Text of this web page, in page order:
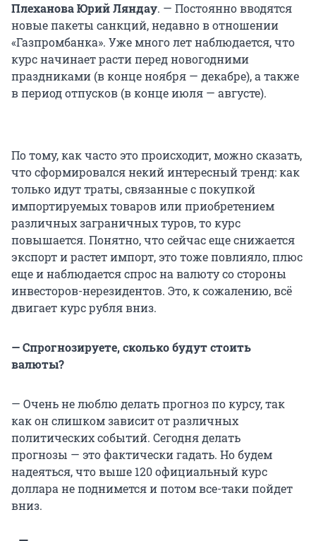
Плеханова Юрий Ляндау. — Постоянно вводятся
новые пакеты санкций, недавно в отношении
«Газпромбанка». Уже много лет наблюдается, что
курс начинает расти перед новогодними
праздниками (в конце ноября — декабре), а также
в период отпусков (в конце июля — августе).
По тому, как часто это происходит, можно сказать,
что сформировался некий интересный тренд: как
только идут траты, связанные с покупкой
импортируемых товаров или приобретением
различных заграничных туров, то курс
повышается. Понятно, что сейчас еще снижается
экспорт и растет импорт, это тоже повлияло, плюс
еще и наблюдается спрос на валюту со стороны
инвесторов-нерезидентов. Это, к сожалению, всё
двигает курс рубля вниз.
— Спрогнозируете, сколько будут стоить
валюты?
— Очень не люблю делать прогноз по курсу, так
как он слишком зависит от различных
политических событий. Сегодня делать
прогнозы — это фактически гадать. Но будем
надеяться, что выше 120 официальный курс
доллара не поднимется и потом все-таки пойдет
вниз.